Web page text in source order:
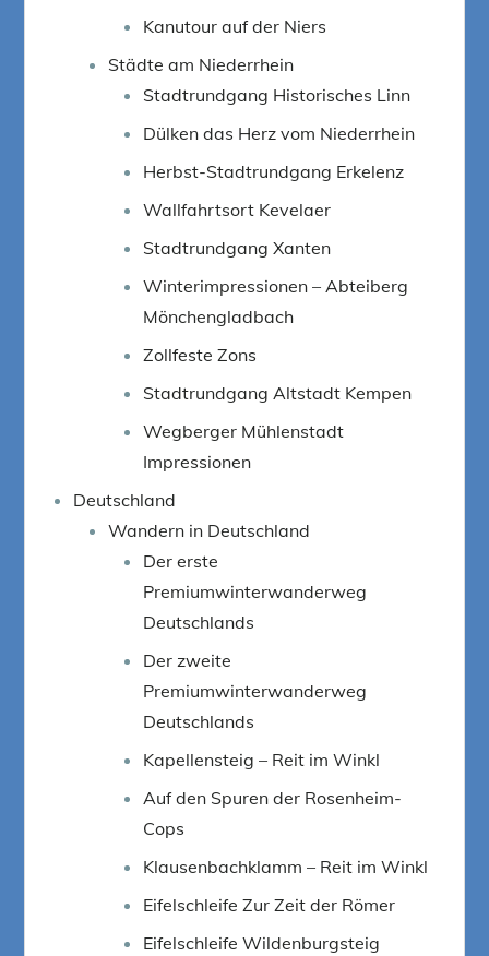
Kanutour auf der Niers
Städte am Niederrhein
Stadtrundgang Historisches Linn
Dülken das Herz vom Niederrhein
Herbst-Stadtrundgang Erkelenz
Wallfahrtsort Kevelaer
Stadtrundgang Xanten
Winterimpressionen – Abteiberg
Mönchengladbach
Zollfeste Zons
Stadtrundgang Altstadt Kempen
Wegberger Mühlenstadt
Impressionen
Deutschland
Wandern in Deutschland
Der erste
Premiumwinterwanderweg
Deutschlands
Der zweite
Premiumwinterwanderweg
Deutschlands
Kapellensteig – Reit im Winkl
Auf den Spuren der Rosenheim-
Cops
Klausenbachklamm – Reit im Winkl
Eifelschleife Zur Zeit der Römer
Eifelschleife Wildenburgsteig